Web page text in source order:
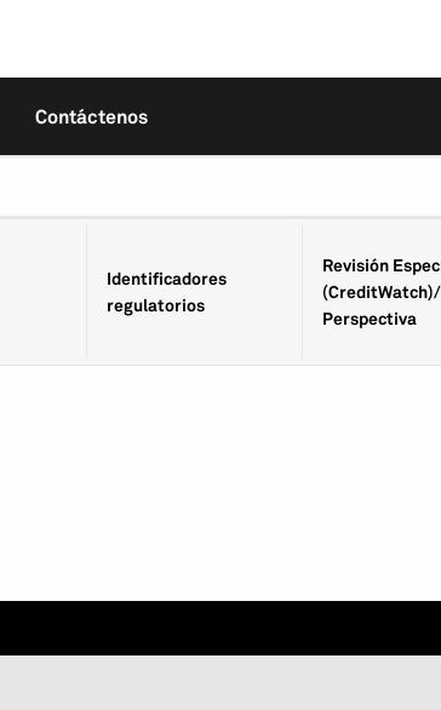
Contáctenos
Identifica­dores
regulatorios
Revisión
(CreditWatch)/
Perspectiva